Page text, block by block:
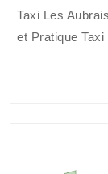
Taxi Les
et Pratique